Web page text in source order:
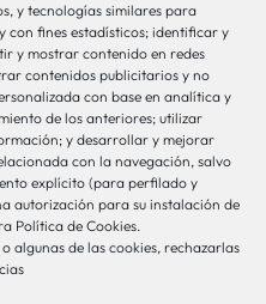
y tecnologías similares para
con fines estadísticos; identificar y
y mostrar contenido en redes
contenidos publicitarios y no
con base en analítica y
de los anteriores; utilizar
y desarrollar y mejorar
con la navegación, salvo
explícito (para perfilado y
autorización para su instalación de
Política de Cookies.
algunas de las cookies, rechazarlas
sistemak.eus